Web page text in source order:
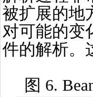
被扩展的地
对可能的变
件的解析。
图 6.